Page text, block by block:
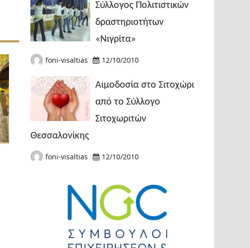
Σύλλογος Πολιτιστικών
δραστηριοτήτων
«Νιγρίτα»
foni-visaltias 12/10/2010
Αιμοδοσία στο Σιτοχώρι
από το Σύλλογο
Σιτοχωριτών
Θεσσαλονίκης
foni-visaltias 12/10/2010